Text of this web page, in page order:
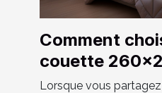
Comment
couette
couple ?
Lorsque vous